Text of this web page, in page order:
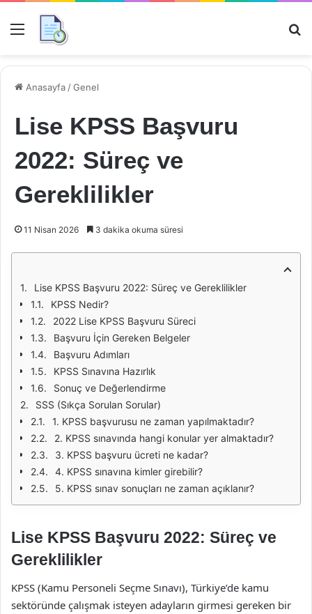
Menü
Anasayfa /Genel
Lise KPSS Başvuru
2022: Süreç ve
Gereklilikler
11 Nisan 2026 3 dakika okuma süresi
Lise KPSS Başvuru 2022: Süreç ve Gereklilikler
KPSS Nedir?
2022 Lise KPSS Başvuru Süreci
Başvuru İçin Gereken Belgeler
Başvuru Adımları
KPSS Sınavına Hazırlık
Sonuç ve Değerlendirme
SSS (Sıkça Sorulan Sorular)
1. KPSS başvurusu ne zaman yapılmaktadır?
2. KPSS sınavında hangi konular yer almaktadır?
3. KPSS başvuru ücreti ne kadar?
4. KPSS sınavına kimler girebilir?
5. KPSS sınav sonuçları ne zaman açıklanır?
Lise KPSS Başvuru 2022: Süreç ve
Gereklilikler
KPSS (Kamu Personeli Seçme Sınavı), Türkiye’de kamu
sektöründe çalışmak isteyen adayların girmesi gereken bir